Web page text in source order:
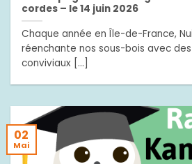
cordes – le 14 juin 2026
Chaque année en Île-de-France,
réenchante nos sous-bois avec
conviviaux [...]
02
Mai